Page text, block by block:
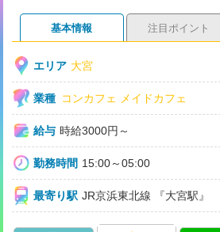
基本情報 注目ポイント
エリア 大宮
業種 コンカフェ メイドカフェ
給与 時給3000円～
勤務時間 15:00～05:00
最寄り駅 JR京浜東北線 『大宮駅』